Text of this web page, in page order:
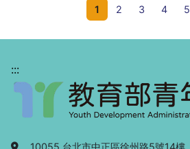
1 2 3 4 5
:::
地址：
10055 台北市中正區徐州路5號14樓